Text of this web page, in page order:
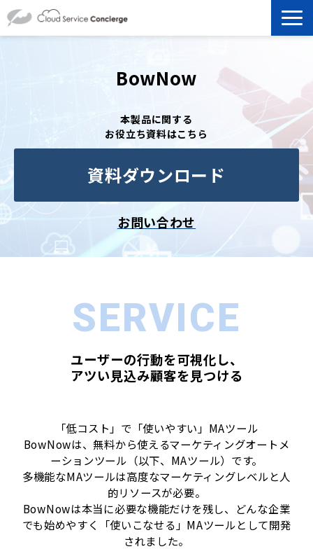
お役立ち記事
セミナー
よくあるご質問
BowNow
本製品に関する
お役立ち資料はこちら
資料ダウンロード
お問い合わせ
SERVICE
ユーザーの行動を可視化し、
アツい見込み顧客を見つける
「低コスト」で「使いやすい」MAツール
BowNowは、無料から使えるマーケティングオートメ
ーションツール（以下、MAツール）です。
多機能なMAツールは高度なマーケティングレベルと人
的リソースが必要。
BowNowは本当に必要な機能だけを残し、どんな企業
でも始めやすく「使いこなせる」MAツールとして開発
されました。